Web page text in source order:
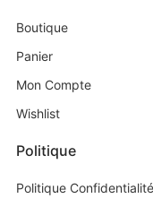
Boutique
Panier
Mon Compte
Wishlist
Politique
Politique Confidentialité